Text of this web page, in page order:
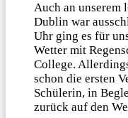
Auch an unserem
Dublin war
Uhr ging es für
Wetter mit
College.
schon die ersten
Schülerin, in
zurück auf den